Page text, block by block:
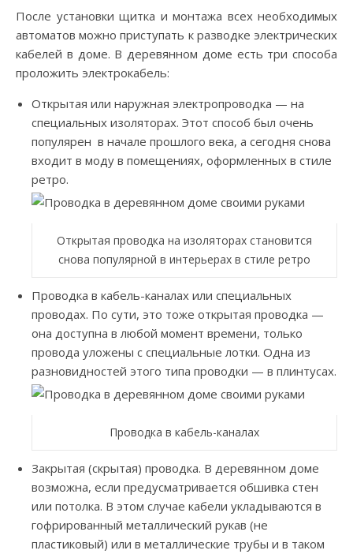
После установки щитка и монтажа всех необходимых
автоматов можно приступать к разводке электрических
кабелей в доме. В деревянном доме есть три способа
проложить электрокабель:
Открытая или наружная электропроводка — на
специальных изоляторах. Этот способ был очень
популярен в начале прошлого века, а сегодня снова
входит в моду в помещениях, оформленных в стиле
ретро.
Открытая проводка на изоляторах становится
снова популярной в интерьерах в стиле ретро
Проводка в кабель-каналах или специальных
проводах. По сути, это тоже открытая проводка —
она доступна в любой момент времени, только
провода уложены с специальные лотки. Одна из
разновидностей этого типа проводки — в плинтусах.
Проводка в кабель-каналах
Закрытая (скрытая) проводка. В деревянном доме
возможна, если предусматривается обшивка стен
или потолка. В этом случае кабели укладываются в
гофрированный металлический рукав (не
пластиковый) или в металлические трубы и в таком